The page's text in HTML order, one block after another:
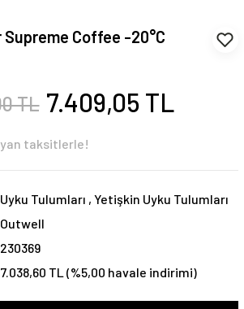
Coffee -20°C
TL 7.409,05 TL
taksitlerle!
Uyku Tulumları ,Yetişkin Uyku Tulumları
Outwell
230369
7.038,60 TL (%5,00 havale indirimi)